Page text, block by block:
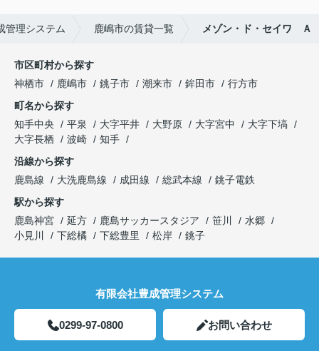
管理システム 鹿嶋市の賃貸一覧 メゾン・ド・セイワ Ａ
市区町村から探す
神栖市
鹿嶋市 銚子市 潮来市 鉾田市
行方市
町名から探す
知手中央
平泉 大字平井 大野原 大字宮中
大字下塙
大字長栖
波崎
知手
沿線から探す
鹿島線
大洗鹿島線 成田線 総武本線
銚子電鉄
駅から探す
鹿島神宮
延方 鹿島サッカースタジア 笹川
水郷
小見川
下総橘 下総豊里 松岸 銚子
有限会社豊成管理システム
0299-97-0800 お問い合わせ